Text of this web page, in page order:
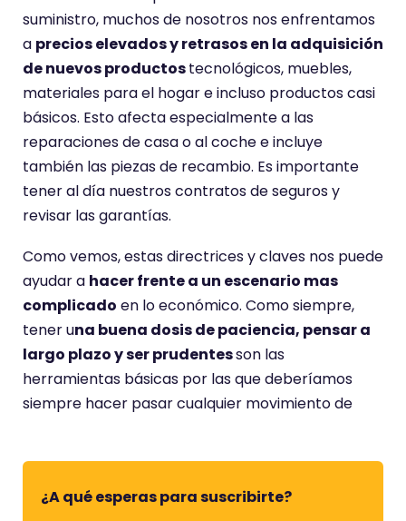
suministro, muchos de nosotros nos enfrentamos
a precios elevados y retrasos en la adquisición
de nuevos productostecnológicos, muebles,
materiales para el hogar e incluso productos casi
básicos. Esto afecta especialmente a las
reparaciones de casa o al coche e incluye
también las piezas de recambio. Es importante
tener al día nuestros contratos de seguros y
revisar las garantías.
Como vemos, estas directrices y claves nos puede
ayudar a hacer frente a un escenario mas
complicado en lo económico. Como siempre,
tener una buena dosis de paciencia, pensar a
largo plazo y ser prudentesson las
herramientas básicas por las que deberíamos
siempre hacer pasar cualquier movimiento de
¿A qué esperas para suscribirte?